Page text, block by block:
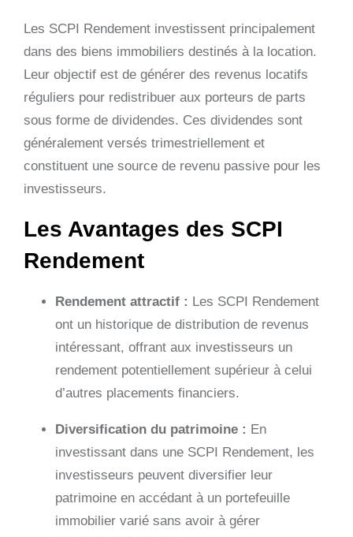
Les SCPI Rendement investissent principalement
dans des biens immobiliers destinés à la location.
Leur objectif est de générer des revenus locatifs
réguliers pour redistribuer aux porteurs de parts
sous forme de dividendes. Ces dividendes sont
généralement versés trimestriellement et
constituent une source de revenu passive pour les
investisseurs.
Les Avantages des SCPI
Rendement
Rendement attractif : Les SCPI Rendement
ont un historique de distribution de revenus
intéressant, offrant aux investisseurs un
rendement potentiellement supérieur à celui
d’autres placements financiers.
Diversification du patrimoine : En
investissant dans une SCPI Rendement, les
investisseurs peuvent diversifier leur
patrimoine en accédant à un portefeuille
immobilier varié sans avoir à gérer